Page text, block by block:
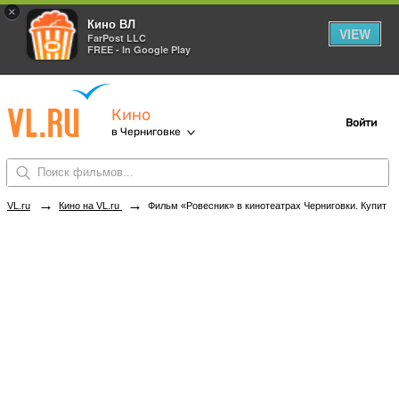
×
Кино ВЛ
FarPost LLC
FREE - In Google Play
VIEW
Кино
в Черниговке
Войти
VL.ru → Кино на VL.ru → Фильм «Ровесник» в кинотеатрах Черниговки. Купить билеты!